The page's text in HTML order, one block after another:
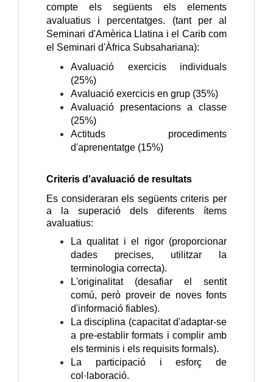
compte els següents els elements
avaluatius i percentatges. (tant per al
Seminari d'Amèrica Llatina i el Carib com
el Seminari d'Àfrica Subsahariana):
Avaluació exercicis individuals
(25%)
Avaluació exercicis en grup (35%)
Avaluació presentacions a classe
(25%)
Actituds procediments
d'aprenentatge (15%)
Criteris d'avaluació de resultats
Es consideraran els següents criteris per
a la superació dels diferents ítems
avaluatius:
La qualitat i el rigor (proporcionar
dades precises, utilitzar la
terminologia correcta).
L'originalitat (desafiar el sentit
comú, però proveir de noves fonts
d'informació fiables).
La disciplina (capacitat d'adaptar-se
a pre-establir formats i complir amb
els terminis i els requisits formals).
La participació i esforç de
col·laboració.